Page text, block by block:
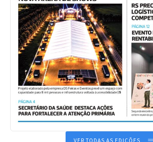
VER TODAS AS EDIÇÕES